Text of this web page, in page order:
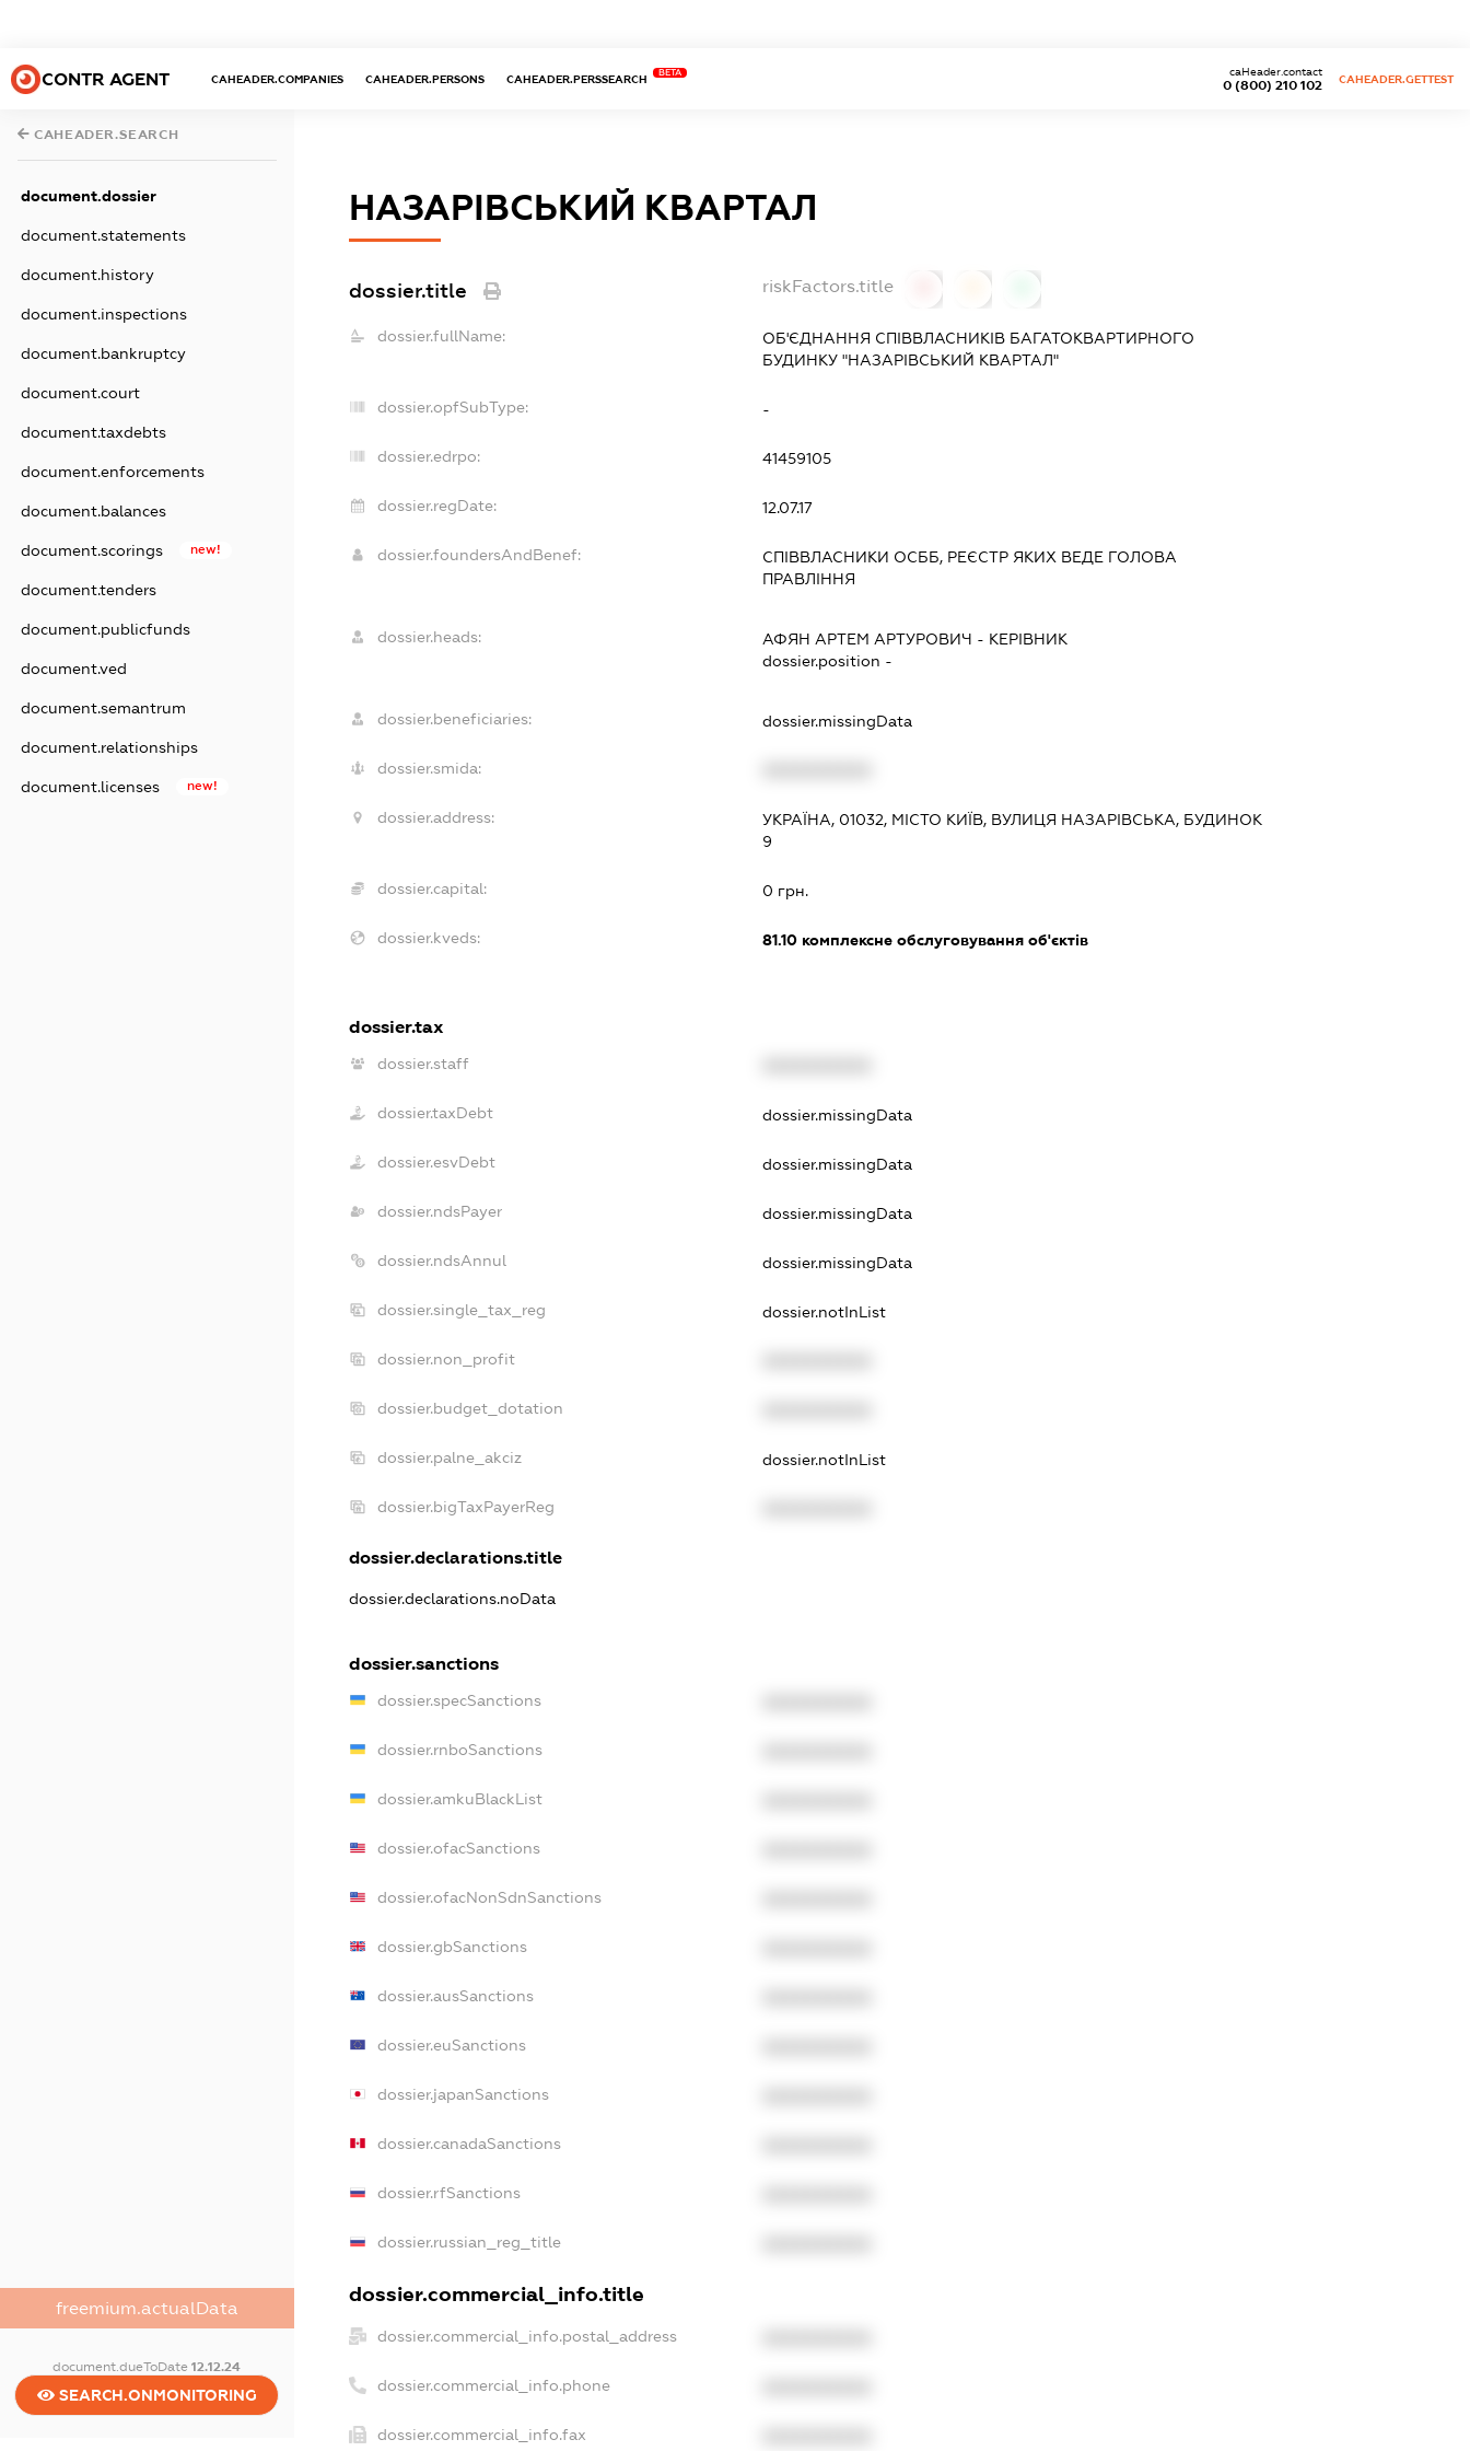
CONTR AGENT CAHEADER.COMPANIES CAHEADER.PERSONS CAHEADER.PERSSEARCH
BETA
0 (800) 210 102
caHeader.contact
CAHEADER.GETTEST
CAHEADER.SEARCH
document.dossier
document.statements
document.history
document.inspections
document.bankruptcy
document.court
document.taxdebts
document.enforcements
document.balances
document.scorings new!
document.tenders
document.publicfunds
document.ved
document.semantrum
document.relationships
document.licenses new!
freemium.actualData
document.dueToDate12.12.24
SEARCH.ONMONITORING
НАЗАРІВСЬКИЙ КВАРТАЛ
dossier.title riskFactors.title
dossier.fullName:
ОБ'ЄДНАННЯ СПІВВЛАСНИКІВ БАГАТОКВАРТИРНОГО
БУДИНКУ "НАЗАРІВСЬКИЙ КВАРТАЛ"
dossier.opfSubType: -
dossier.edrpo: 41459105
dossier.regDate: 12.07.17
dossier.foundersAndBenef:
СПІВВЛАСНИКИ ОСББ, РЕЄСТР ЯКИХ ВЕДЕ ГОЛОВА
ПРАВЛІННЯ
dossier.heads: АФЯН АРТЕМ АРТУРОВИЧ - КЕРІВНИК
dossier.position -
dossier.beneficiaries: dossier.missingData
dossier.smida:
dossier.address:
УКРАЇНА, 01032, МІСТО КИЇВ, ВУЛИЦЯ НАЗАРІВСЬКА, БУДИНОК
9
dossier.capital: 0 грн.
dossier.kveds: 81.10 комплексне обслуговування об'єктів
dossier.tax
dossier.staff
dossier.taxDebt dossier.missingData
dossier.esvDebt dossier.missingData
dossier.ndsPayer dossier.missingData
dossier.ndsAnnul dossier.missingData
dossier.single_tax_reg dossier.notInList
dossier.non_profit
dossier.budget_dotation
dossier.palne_akciz dossier.notInList
dossier.bigTaxPayerReg
dossier.declarations.title
dossier.declarations.noData
dossier.sanctions
dossier.specSanctions
dossier.rnboSanctions
dossier.amkuBlackList
dossier.ofacSanctions
dossier.ofacNonSdnSanctions
dossier.gbSanctions
dossier.ausSanctions
dossier.euSanctions
dossier.japanSanctions
dossier.canadaSanctions
dossier.rfSanctions
dossier.russian_reg_title
dossier.commercial_info.title
dossier.commercial_info.postal_address
dossier.commercial_info.phone
dossier.commercial_info.fax